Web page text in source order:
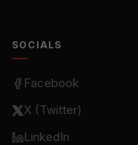
SOCIALS
Facebook
X (Twitter)
LinkedIn